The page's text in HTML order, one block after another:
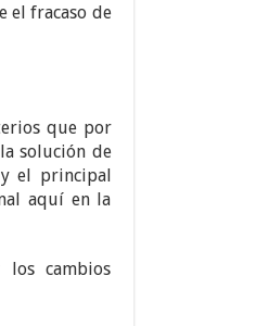
el fracaso de
que por
solución de
el principal
aquí en la
cambios